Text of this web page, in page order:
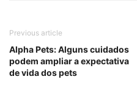
Previous article
Alpha Pets: Alguns cuidados
podem ampliar a expectativa
de vida dos pets